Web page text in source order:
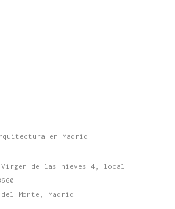
en Madrid
de las nieves 4, local
Monte, Madrid